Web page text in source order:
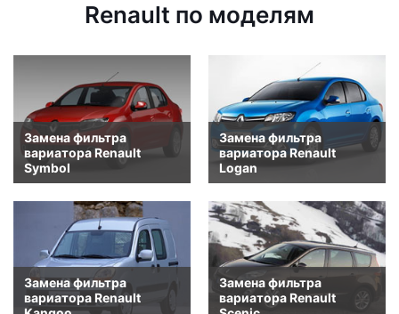
Renault по моделям
Замена фильтра
вариатора Renault
Symbol
Замена фильтра
вариатора Renault
Logan
Замена фильтра
вариатора Renault
Замена фильтра
вариатора Renault